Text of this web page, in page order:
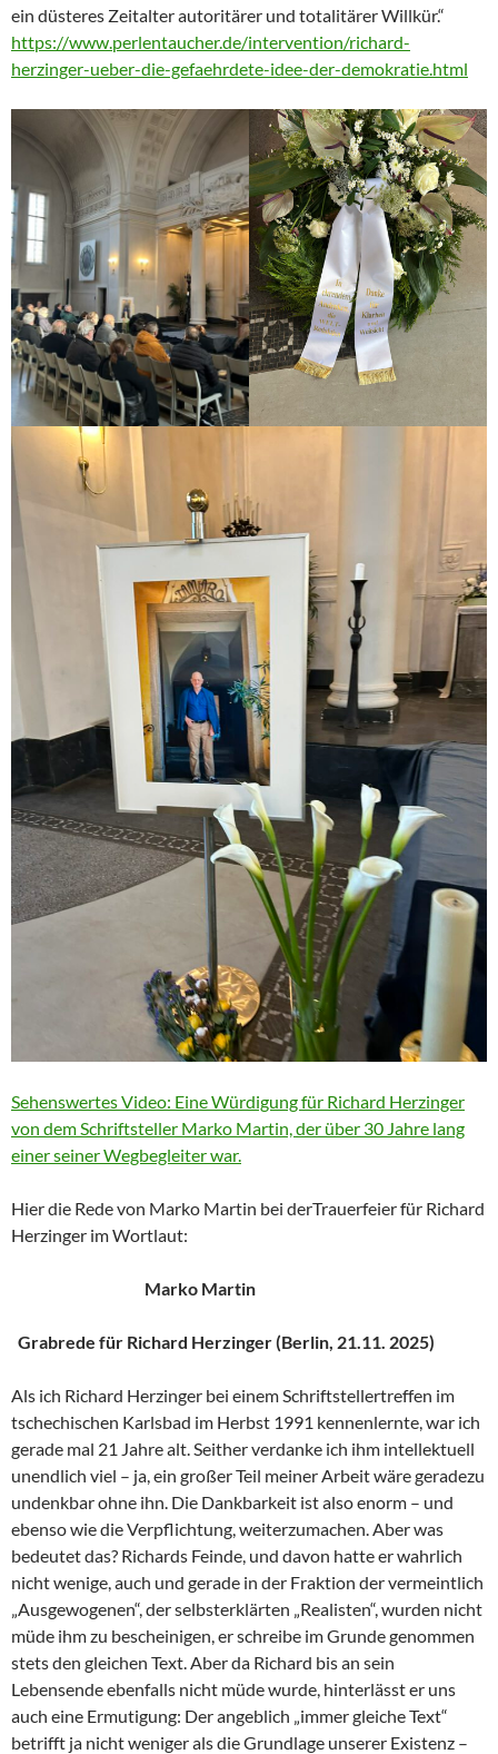
ein düsteres Zeitalter autoritärer und totalitärer Willkür.“
https://www.perlentaucher.de/intervention/richard-
herzinger-ueber-die-gefaehrdete-idee-der-demokratie.html
Sehenswertes Video: Eine Würdigung für Richard Herzinger
von dem Schriftsteller Marko Martin, der über 30 Jahre lang
einer seiner Wegbegleiter war.
Hier die Rede von Marko Martin bei derTrauerfeier für Richard
Herzinger im Wortlaut:
Marko Martin
Grabrede für Richard Herzinger (Berlin, 21.11. 2025)
Als ich Richard Herzinger bei einem Schriftstellertreffen im
tschechischen Karlsbad im Herbst 1991 kennenlernte, war ich
gerade mal 21 Jahre alt. Seither verdanke ich ihm intellektuell
unendlich viel – ja, ein großer Teil meiner Arbeit wäre geradezu
undenkbar ohne ihn. Die Dankbarkeit ist also enorm – und
ebenso wie die Verpflichtung, weiterzumachen. Aber was
bedeutet das? Richards Feinde, und davon hatte er wahrlich
nicht wenige, auch und gerade in der Fraktion der vermeintlich
„Ausgewogenen“, der selbsterklärten „Realisten“, wurden nicht
müde ihm zu bescheinigen, er schreibe im Grunde genommen
stets den gleichen Text. Aber da Richard bis an sein
Lebensende ebenfalls nicht müde wurde, hinterlässt er uns
auch eine Ermutigung: Der angeblich „immer gleiche Text“
betrifft ja nicht weniger als die Grundlage unserer Existenz –